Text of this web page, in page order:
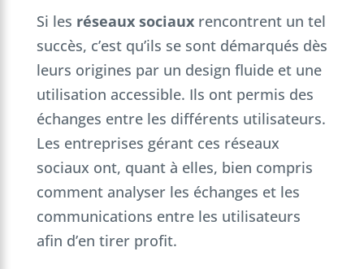
Si les réseaux sociauxrencontrent un tel
succès, c’est qu’ils se sont démarqués dès
leurs origines par un design fluide et une
utilisation accessible. Ils ont permis des
échanges entre les différents utilisateurs.
Les entreprises gérant ces réseaux
sociaux ont, quant à elles, bien compris
comment analyser les échanges et les
communications entre les utilisateurs
afin d’en tirer profit.